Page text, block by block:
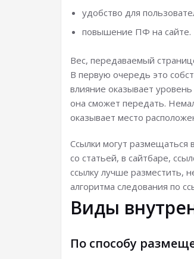
удобство для
повышение ПФ на сайте.
Вес, передаваемый
В первую очередь это
влияние оказывает
она сможет передать.
оказывает место
Ссылки могут размещаться
со статьей, в сайтбаре,
ссылку лучше разместить,
алгоритма следования по
Виды
По способу